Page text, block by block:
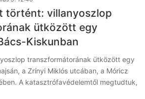
történt: villanyoszlop
ütközött egy
Kiskunban
transzformátorának ütközött egy
a Zrínyi Miklós utcában, a Móricz
A katasztrófavédelemtől megtudtuk,